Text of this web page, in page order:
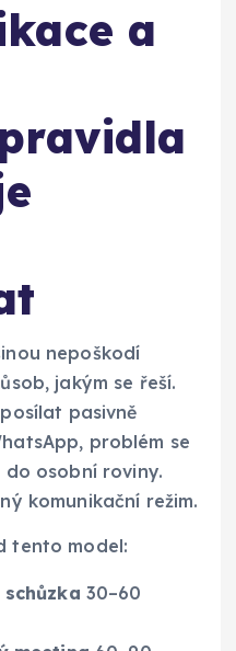
a
nepoškodí
jakým se řeší.
pasivně
problém se
do osobní roviny.
komunikační režim.
tento model:
30–60